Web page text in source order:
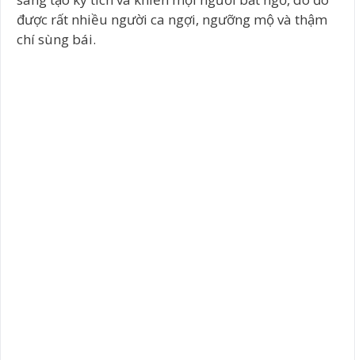
được rất nhiều người ca ngợi, ngưỡng mộ và thậm
chí sùng bái.